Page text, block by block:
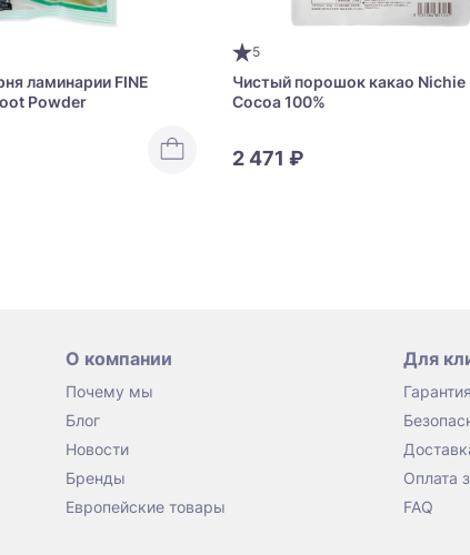
ламинарии FINE
Powder
5
Чистый порошок какао Nichie
Cocoa 100%
2 471 ₽
О компании
Почему мы
Блог
Новости
Бренды
Европейские товары
Для
Оплата
FAQ